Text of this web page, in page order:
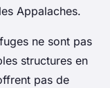
Appalaches.
ne sont pas
structures en
pas de